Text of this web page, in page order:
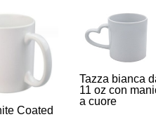
Coated
Tazza bianca
11 oz con
a cuore